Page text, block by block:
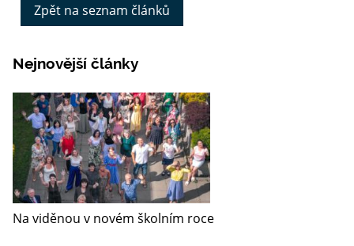
Zpět na seznam článků
Nejnovější články
Na viděnou v novém školním roce